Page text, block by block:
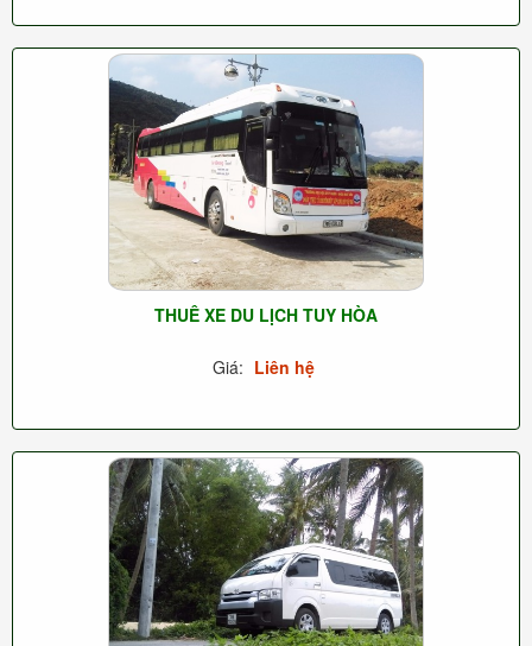
THUÊ XE DU LỊCH TUY HÒA
Giá: Liên hệ